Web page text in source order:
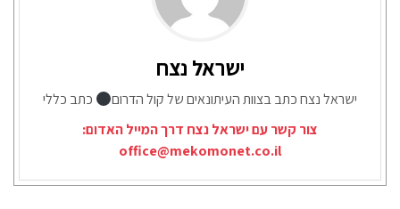
ישראל נצח
ישראל נצח כתב בצוות העיתונאים של קול הדרום
כתב כללי
צור קשר עם ישראל נצח דרך המייל האדום:
office@mekomonet.co.il